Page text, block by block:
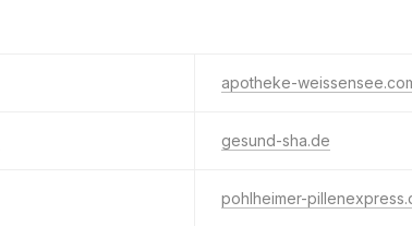
apotheke-
gesund-sha.de
pohlheimer-